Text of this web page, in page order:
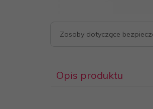
Zasoby dotyczące
Opis produktu